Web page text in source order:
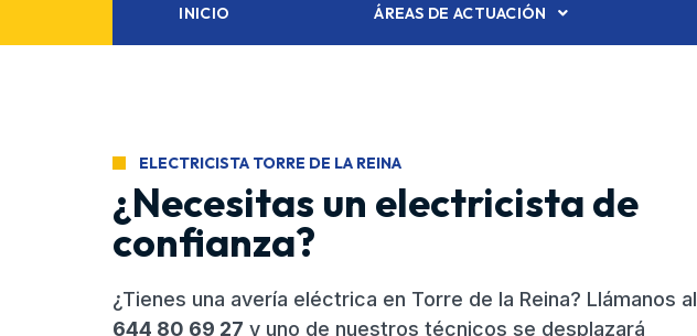
INICIO ÁREAS DE ACTUACIÓN
ELECTRICISTA TORRE DE LA REINA
¿Necesitas un electricista de
confianza?
¿Tienes una avería eléctrica en Torre de la Reina? Llámanos al
644 80 69 27 y uno de nuestros técnicos se desplazará